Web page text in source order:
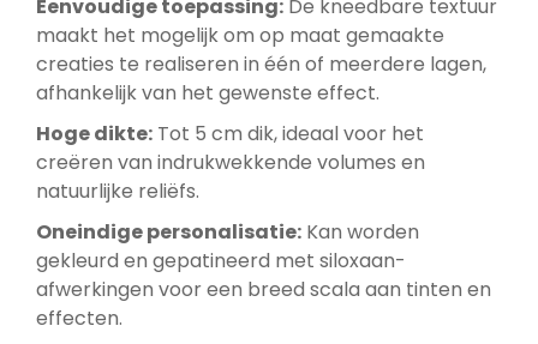
Eenvoudige toepassing: De kneedbare textuur
maakt het mogelijk om op maat gemaakte
creaties te realiseren in één of meerdere lagen,
afhankelijk van het gewenste effect.
Hoge dikte: Tot 5 cm dik, ideaal voor het
creëren van indrukwekkende volumes en
natuurlijke reliëfs.
Oneindige personalisatie: Kan worden
gekleurd en gepatineerd met siloxaan-
afwerkingen voor een breed scala aan tinten en
effecten.